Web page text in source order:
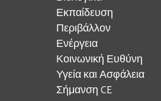
Εκπαίδευση
Περιβάλλον
Ενέργεια
Κοινωνική Ευθύνη
Υγεία και Ασφάλεια
Σήμανση CE